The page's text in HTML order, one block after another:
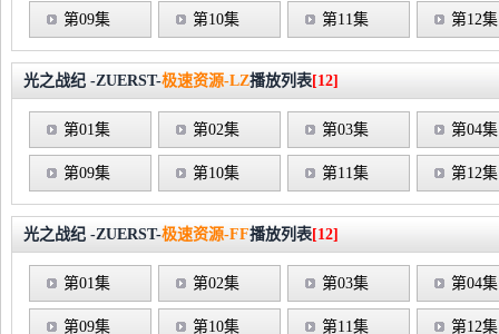
第09集 第10集 第11集 第12集
光之战纪 -ZUERST-极速资源-LZ播放列表[12]
第01集 第02集 第03集 第04集
第09集 第10集 第11集 第12集
光之战纪 -ZUERST-极速资源-FF播放列表[12]
第01集 第02集 第03集 第04集
第09集 第10集 第11集 第12集